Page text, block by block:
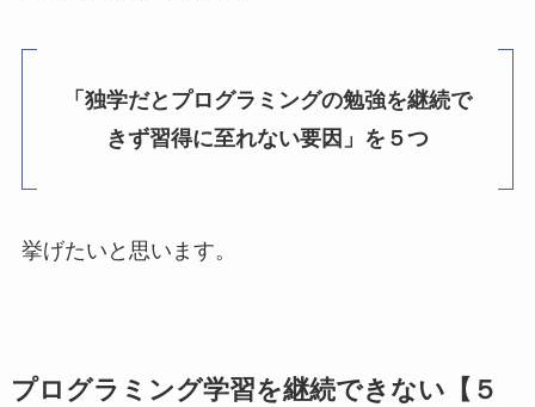
「独学だと プログラミングの勉強を継続で
きず習得に至れない要因」を５つ
挙げたいと思います。
プログラミング学習を継続できない【５